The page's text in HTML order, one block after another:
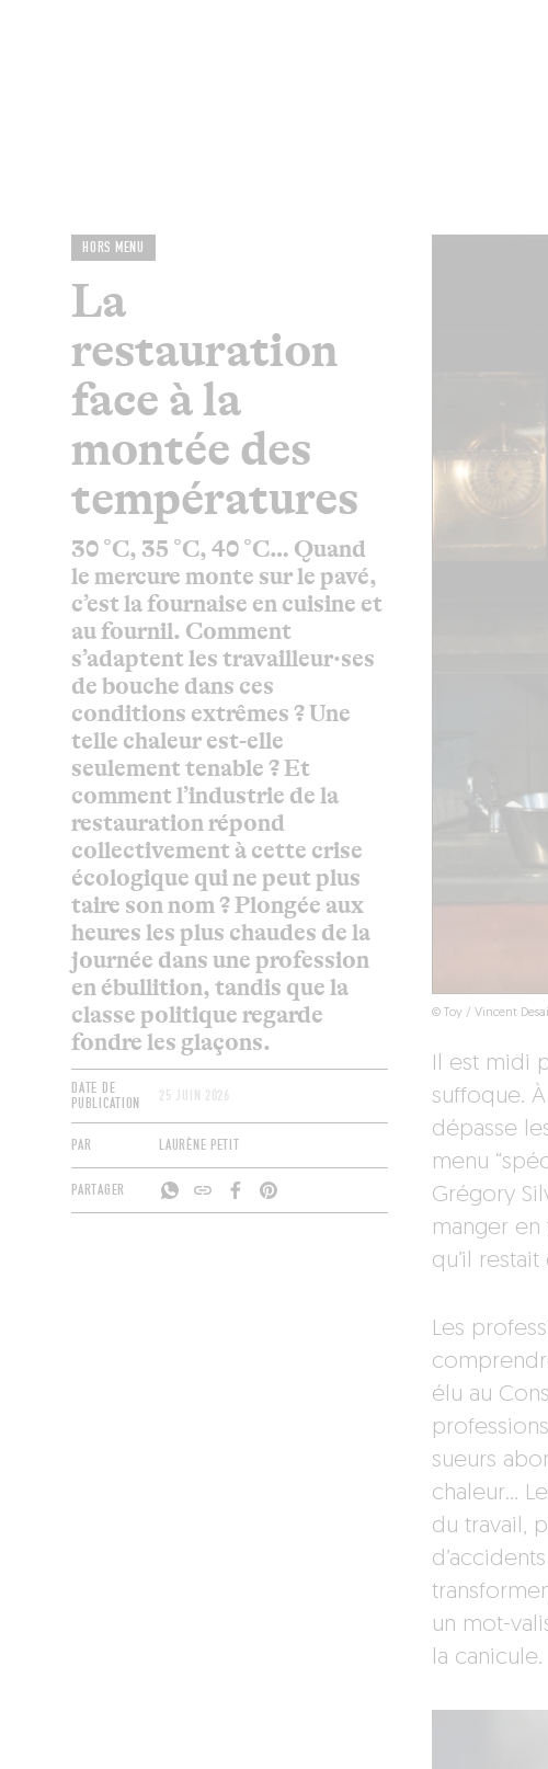
HORS MENU
La
restauration
face à la
montée des
températures
30 °C, 35 °C, 40 °C… Quand
le mercure monte sur le pavé,
c’est la fournaise en cuisine et
au fournil. Comment
s’adaptent les travailleur·ses
de bouche dans ces
conditions extrêmes ? Une
telle chaleur est-elle
seulement tenable ? Et
comment l’industrie de la
restauration répond
collectivement à cette crise
écologique qui ne peut plus
taire son nom ? Plongée aux
heures les plus chaudes de la
journée dans une profession
en ébullition, tandis que la
classe politique regarde
fondre les glaçons.
DATE DE
PUBLICATION
25 JUIN 2026
PAR LAURÈNE PETIT
PARTAGER
© Toy / Vincent
Il est midi
suffoque.
dépasse
menu
Grégory
manger
qu’il
Les
élu au
sueurs
chaleur…
du travail,
un mot-
la canicule.